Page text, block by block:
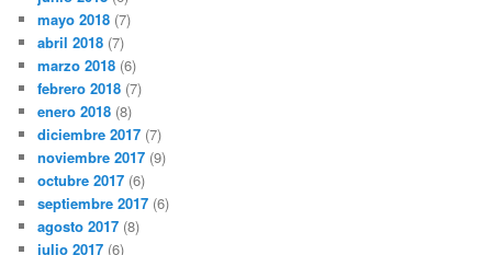
mayo 2018 (7)
abril 2018 (7)
marzo 2018 (6)
febrero 2018 (7)
enero 2018 (8)
diciembre 2017 (7)
noviembre 2017 (9)
octubre 2017 (6)
septiembre 2017 (6)
agosto 2017 (8)
julio 2017 (6)